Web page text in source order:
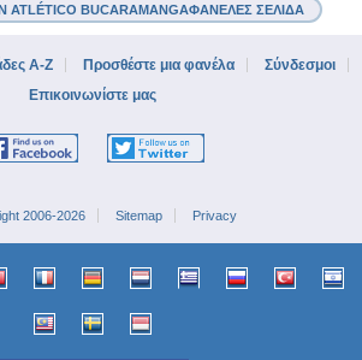
BUCARAMANGAΦΑΝΈΛΕΣ ΣΕΛΊΔΑ
A-Z Προσθέστε μια φανέλα
Σύνδεσμοι
Επικοινωνίστε μας
2006-2026 Sitemap Privacy